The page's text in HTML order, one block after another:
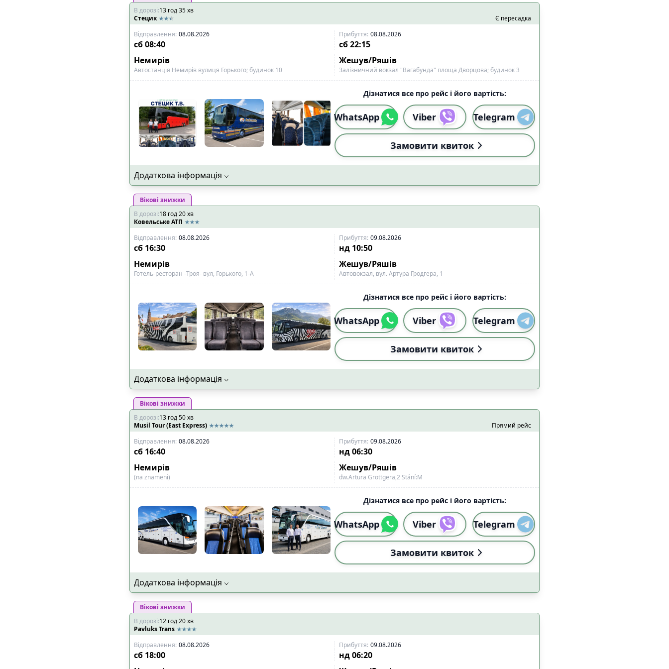
В дорозі:13 год35хв
Стецик
Є пересадка
Відправлення: 08.08.2026 Прибуття: 08.08.2026
сб08:40 сб 22:15
Немирів
Жешув/Ряшів
Автостанція Немирів вулиця Горького; будинок 10 Залізничний вокзал "Вагабунда" площа Дворцова; будинок 3
Дізнатися все про рейс і його вартість:
WhatsApp Viber Telegram
Замовити квиток
Додаткова інформація
Вікові знижки
В дорозі:18 год20хв
Ковельське АТП
Відправлення: 08.08.2026 Прибуття: 09.08.2026
сб 16:30 нд 10:50
Немирів
Жешув/Ряшів
Готель-ресторан -Троя- вул, Горького, 1-А Автовокзал, вул. Артура Гродгера, 1
Дізнатися все про рейс і його вартість:
WhatsApp Viber Telegram
Замовити квиток
Додаткова інформація
Вікові знижки
В дорозі:13 год50хв
Musil Tour (East Express)
Прямий рейс
Відправлення: 08.08.2026 Прибуття: 09.08.2026
сб 16:40 нд 06:30
Немирів
Жешув/Ряшів
(na znameni) dw.Artura Grottgera,2 Stání:M
Дізнатися все про рейс і його вартість:
WhatsApp Viber Telegram
Замовити квиток
Додаткова інформація
Вікові знижки
В дорозі:12 год20хв
Pavluks Trans
Відправлення: 08.08.2026 Прибуття: 09.08.2026
сб 18:00 нд 06:20